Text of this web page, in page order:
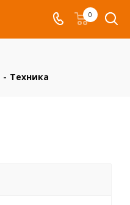
0
- Техника